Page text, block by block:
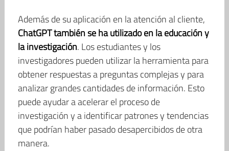
Además de su aplicación en la atención al cliente,
ChatGPT también se ha utilizado en la educación y
la investigación. Los estudiantes y los
investigadores pueden utilizar la herramienta para
obtener respuestas a preguntas complejas y para
analizar grandes cantidades de información. Esto
puede ayudar a acelerar el proceso de
investigación y a identificar patrones y tendencias
que podrían haber pasado desapercibidos de otra
manera.